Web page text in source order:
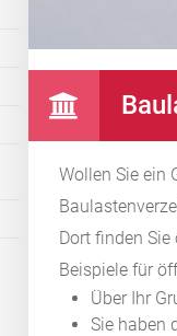
Wollen Sie ein
Dort finden
Beispiele für
Über Ihr
Sie haben